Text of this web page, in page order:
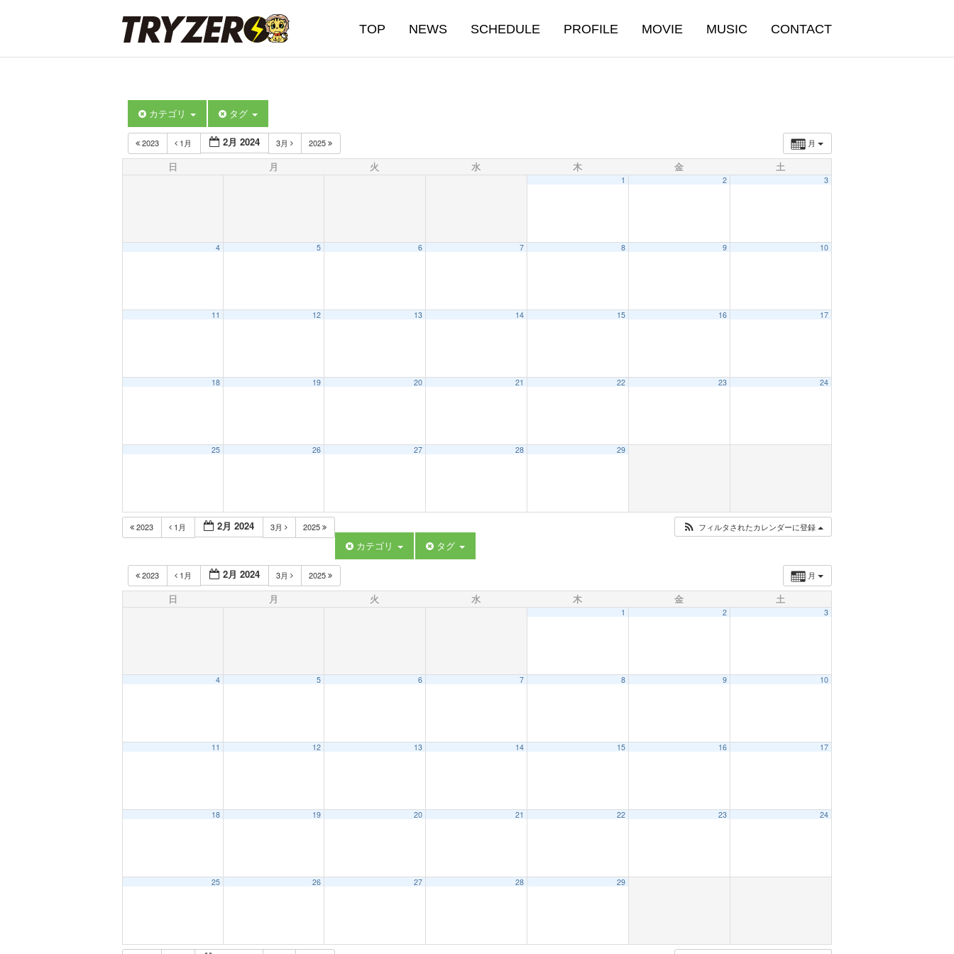
TOP NEWS SCHEDULE PROFILE MOVIE MUSIC CONTACT
カテゴリ タグ
月
2023 1月 2月 2024 3月 2025
日 月 火 水 木 金 土
1 2 3
4 5 6 7 8 9 10
11 12 13 14 15 16 17
18 19 20 21 22 23 24
25 26 27 28 29
2023 1月 2月 2024 3月 2025 フィルタされたカレンダーに登録
カテゴリ タグ
月
2023 1月 2月 2024 3月 2025
日 月 火 水 木 金 土
1 2 3
4 5 6 7 8 9 10
11 12 13 14 15 16 17
18 19 20 21 22 23 24
25 26 27 28 29